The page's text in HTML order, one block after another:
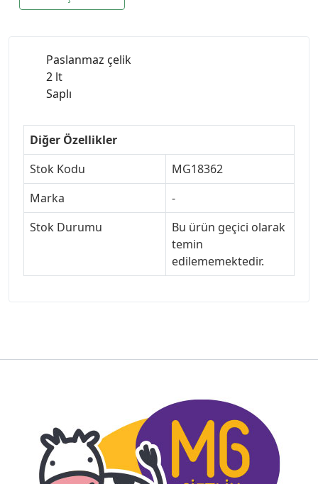
Paslanmaz çelik
2 lt
Saplı
Diğer Özellikler
Stok Kodu
MG18362
Marka
-
Stok Durumu
Bu ürün geçici olarak
temin
edilememektedir.